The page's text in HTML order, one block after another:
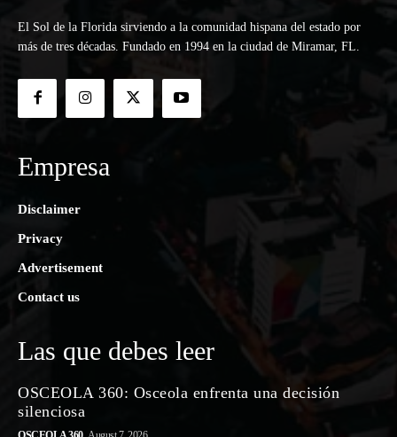
El Sol de la Florida sirviendo a la comunidad hispana del estado por
más de tres décadas. Fundado en 1994 en la ciudad de Miramar, FL.
Empresa
Disclaimer
Privacy
Advertisement
Contact us
Las que debes leer
OSCEOLA 360: Osceola enfrenta una decisión
silenciosa